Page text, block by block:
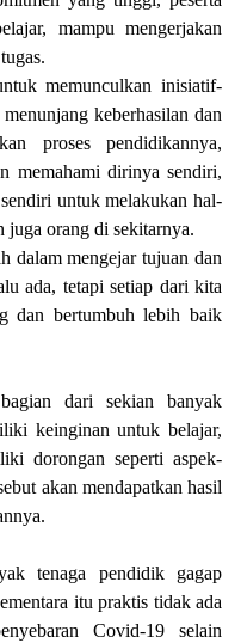
mampu mengerjakan
memunculkan inisiatif-
keberhasilan dan
proses pendidikannya,
memahami dirinya sendiri,
untuk melakukan hal-
juga orang di sekitarnya.
dalam mengejar tujuan dan
ada, tetapi setiap dari kita
dan bertumbuh lebih baik
dari sekian banyak
keinginan untuk belajar,
dorongan seperti aspek-
akan mendapatkan hasil
tenaga pendidik gagap
itu praktis tidak ada
Covid-19 selain